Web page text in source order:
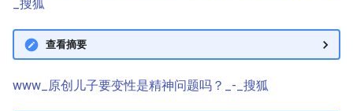
_搜狐
查看摘要
www_原创儿子要变性是精神问题吗？_-_搜狐